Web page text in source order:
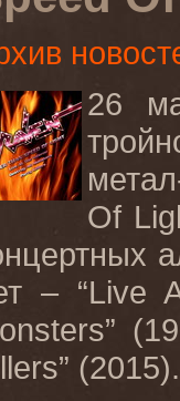
26
Of
– “Live
(2015).